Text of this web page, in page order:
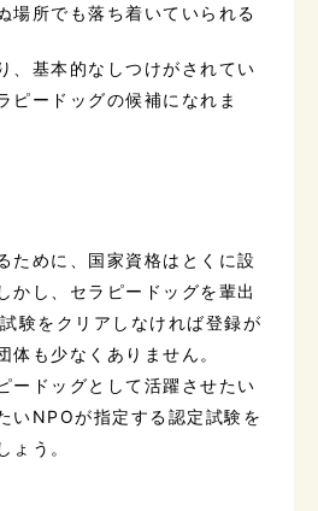
場所でも落ち着いていられる
、基本的なしつけがされてい
ピードッグの候補になれま
ために、国家資格はとくに設
かし、セラピードッグを輩出
験をクリアしなければ登録が
体も少なくありません。
ードッグとして活躍させたい
いNPOが指定する認定試験を
ょう。